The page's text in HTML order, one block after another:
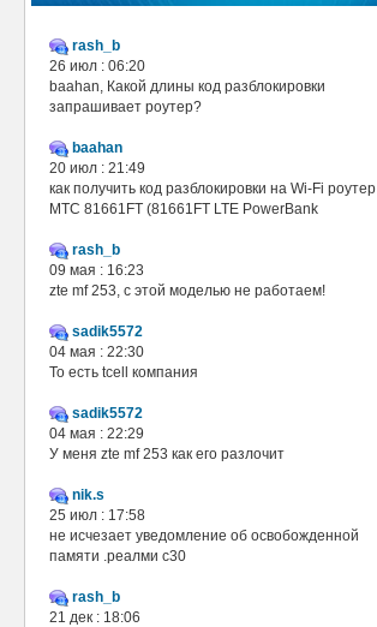
rash_b
26 июл : 06:20
baahan, Какой длины код разблокировки
запрашивает роутер?
baahan
20 июл : 21:49
как получить код разблокировки на Wi-Fi роутер
МТС 81661FT (81661FT LTE PowerBank
rash_b
09 мая : 16:23
zte mf 253, с этой моделью не работаем!
sadik5572
04 мая : 22:30
То есть tcell компания
sadik5572
04 мая : 22:29
У меня zte mf 253 как его разлочит
nik.s
25 июл : 17:58
не исчезает уведомление об освобожденной
памяти .реалми с30
rash_b
21 дек : 18:06